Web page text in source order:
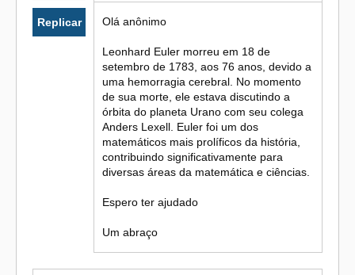
Replicar Olá anônimo
Leonhard Euler morreu em 18 de
setembro de 1783, aos 76 anos, devido a
uma hemorragia cerebral. No momento
de sua morte, ele estava discutindo a
órbita do planeta Urano com seu colega
Anders Lexell. Euler foi um dos
matemáticos mais prolíficos da história,
contribuindo significativamente para
diversas áreas da matemática e ciências.
Espero ter ajudado
Um abraço